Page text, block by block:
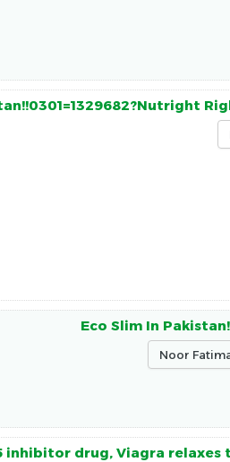
Eco Slim In
inhibitor drug, Viagra